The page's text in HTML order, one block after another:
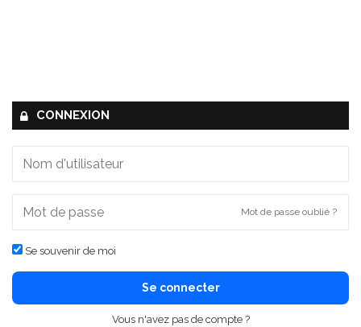
CONNEXION
Mot de passe oublié ?
Se souvenir de moi
Se connecter
Vous n'avez pas de compte ?